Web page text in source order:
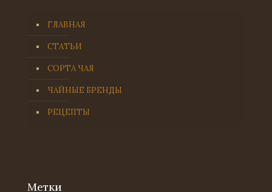
ГЛАВНАЯ
СТАТЬИ
СОРТА ЧАЯ
ЧАЙНЫЕ БРЕНДЫ
РЕЦЕПТЫ
Метки